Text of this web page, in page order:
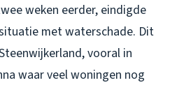
weken eerder, eindigde
met waterschade. Dit
vooral in
waar veel woningen nog